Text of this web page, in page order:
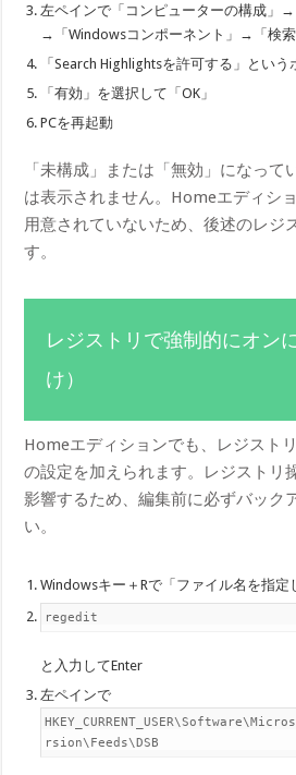
左ペインで「コンピューターの構成」→
→「Windowsコンポーネント」→「検
「Search Highlightsを許可する」という
「有効」を選択して「OK」
PCを再起動
「未構成」または「無効」になって
は表示されません。Homeエディシ
用意されていないため、後述のレジ
す。
レジストリで強制的にオン
け）
Homeエディションでも、レジスト
の設定を加えられます。レジストリ
影響するため、編集前に必ずバック
い。
Windowsキー＋Rで「ファイル名を指定
regedit
と入力してEnter
左ペインで
rsion\Feeds\DSB